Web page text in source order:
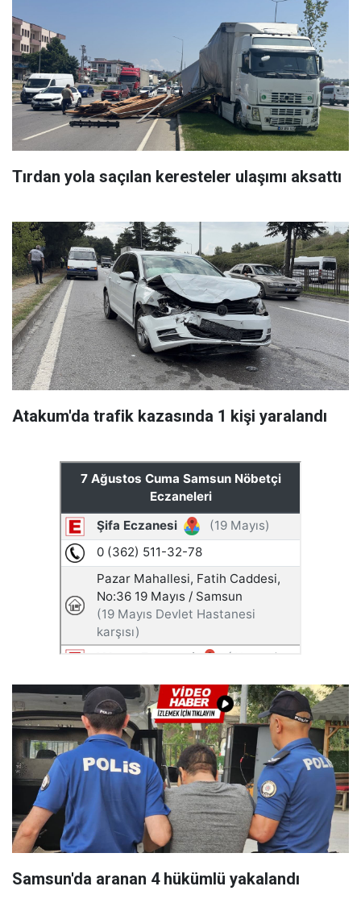
Tırdan yola saçılan keresteler ulaşımı aksattı
Atakum'da trafik kazasında 1 kişi yaralandı
Samsun'da aranan 4 hükümlü yakalandı